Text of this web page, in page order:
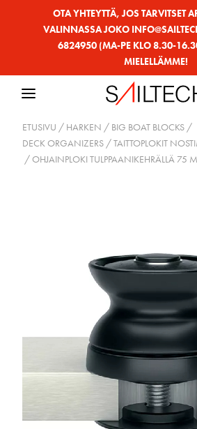
OTA YHTEYTTÄ, JOS TARVITSET
VALINNASSA JOKO
6824950 (MA-PE KLO 8.30-
MIELELLÄMME!
ETUSIVU / HARKEN / BIG BOAT BLOCKS /
DECK ORGANIZERS / TAITTOPLOKIT
/ OHJAINPLOKI TULPPAANIKEHRÄLLÄ 75